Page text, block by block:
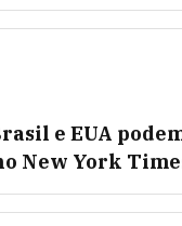
e EUA
New York